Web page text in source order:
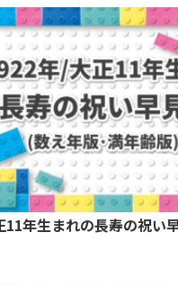
11年生まれの長寿の祝い